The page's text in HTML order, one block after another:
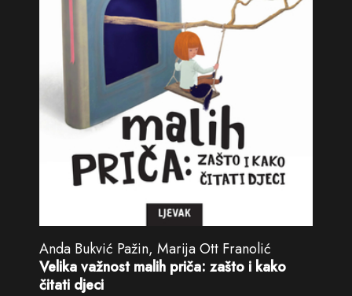
Anda Bukvić Pažin, Marija Ott Franolić
Velika važnost malih priča: zašto i kako
čitati djeci